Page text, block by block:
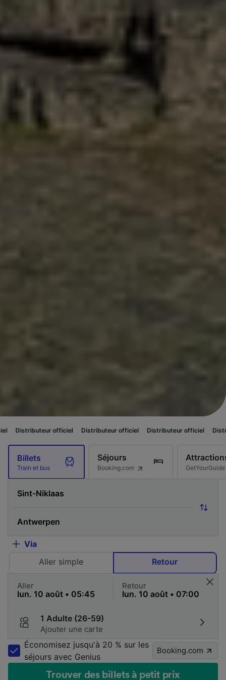
officiel Distributeur officiel Distributeur officiel Distributeur officiel
Billets
Train et bus
Séjours
Booking.com GetYourGuide
Via
Aller simple
Retour
Aller Retour
1 Adulte (26-59)
Ajouter une carte
Économisez jusqu'à 20 % sur les
séjours avec Genius
Booking.com
Trouver des billets à petit prix